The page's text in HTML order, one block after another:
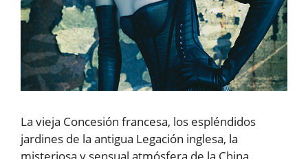
La vieja Concesión francesa, los espléndidos
jardines de la antigua Legación inglesa, la
misteriosa y sensual atmósfera de la China